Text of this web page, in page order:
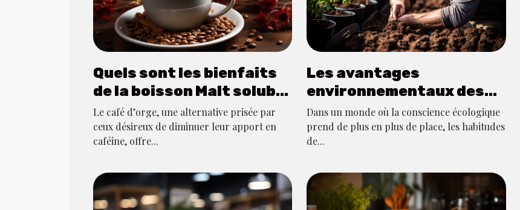
Quels sont les bienfaits
de la boisson Malt soluble
ou du café d’orge ?
Le café d’orge, une alternative prisée par
ceux désireux de diminuer leur apport en
caféine, offre...
Les avantages
environnementaux des
capsules de café
compostables
Dans un monde où la conscience écologique
prend de plus en plus de place, les habitudes
de...